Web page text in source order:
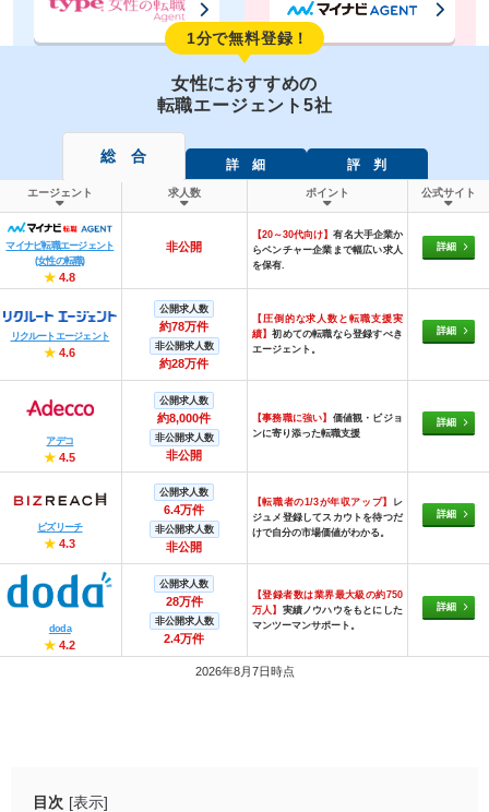
1分で無料登録！
女性におすすめの
転職エージェント5社
総 合 詳 細 評 判
エージェント 求人数 ポイント 公式サイト
マイナビ転職エージェント
(女性の転職)
★ 4.8
非公開
【20～30代向け】有名大手企業か
らベンチャー企業まで幅広い求人
を保有.
詳細
リクルートエージェント
★ 4.6
公開求人数
約78万件
非公開求人数
約28万件
【圧倒的な求人数と転職支援実
績】初めての転職なら登録すべき
エージェント。
詳細
アデコ
★ 4.5
公開求人数
約8,000件
非公開求人数
非公開
【事務職に強い】 価値観・ビジョ
ンに寄り添った転職支援
詳細
ビズリーチ
★ 4.3
公開求人数
6.4万件
非公開求人数
非公開
【転職者の1/3が年収アップ】
レ
ジュメ登録してスカウトを待つだ
けで自分の市場価値がわかる。
詳細
doda
★ 4.2
公開求人数
28万件
非公開求人数
2.4万件
【登録者数は業界最大級の約750
万人】 実績ノウハウをもとにした
マンツーマンサポート。
詳細
2026年8月7日時点
目次 [表示]